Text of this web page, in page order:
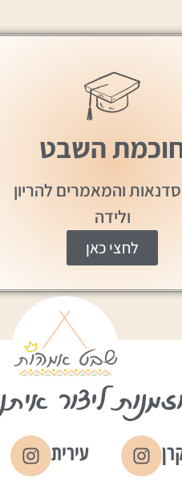
השבט
והמאמרים להריון
ולידה
לחצי כאן
ליצור
עירית